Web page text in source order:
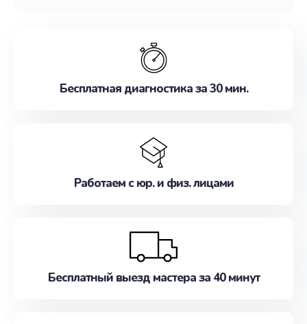
Бесплатная диагностика за 30 мин.
Работаем с юр. и физ. лицами
Бесплатный выезд мастера за 40 минут